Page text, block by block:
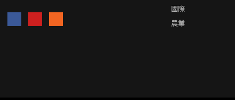
國際
農業